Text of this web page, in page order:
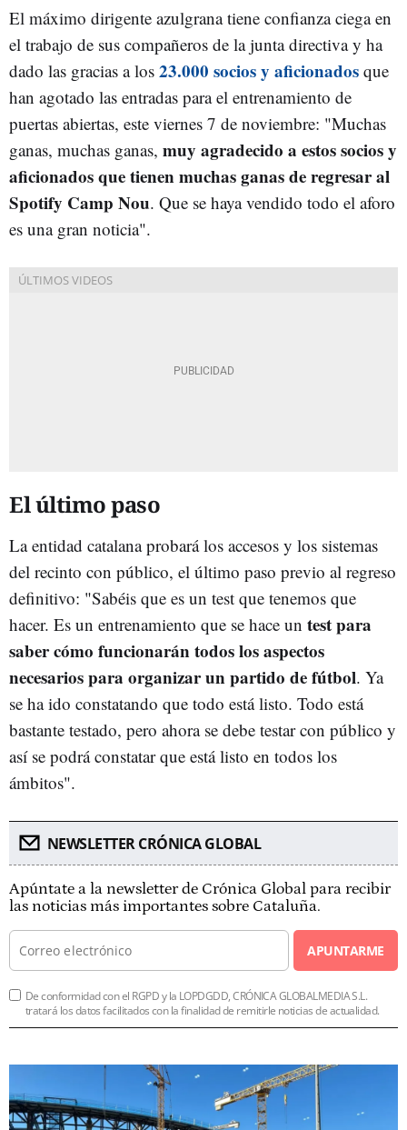
El máximo dirigente azulgrana tiene confianza ciega en
el trabajo de sus compañeros de la junta directiva y ha
dado las gracias a los 23.000 socios y aficionados que
han agotado las entradas para el entrenamiento de
puertas abiertas, este viernes 7 de noviembre: "Muchas
ganas, muchas ganas, muy agradecido a estos socios y
aficionados que tienen muchas ganas de regresar al
Spotify Camp Nou. Que se haya vendido todo el aforo
es una gran noticia".
El último paso
La entidad catalana probará los accesos y los sistemas
del recinto con público, el último paso previo al regreso
definitivo: "Sabéis que es un test que tenemos que
hacer. Es un entrenamiento que se hace un test para
saber cómo funcionarán todos los aspectos
necesarios para organizar un partido de fútbol. Ya
se ha ido constatando que todo está listo. Todo está
bastante testado, pero ahora se debe testar con público y
así se podrá constatar que está listo en todos los
ámbitos".
NEWSLETTER CRÓNICA GLOBAL
Apúntate a la newsletter de Crónica Global para recibir
las noticias más importantes sobre Cataluña.
APUNTARME
De conformidad con el RGPD y la LOPDGDD, CRÓNICA GLOBALMEDIA S.L.
tratará los datos facilitados con la finalidad de remitirle noticias de actualidad.